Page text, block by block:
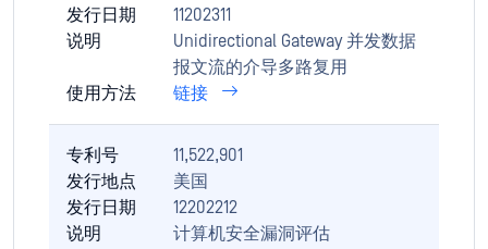
发行日期
11202311
说明
Unidirectional Gateway 并发数据
报文流的介导多路复用
使用方法
链接
专利号
11,522,901
发行地点
美国
发行日期
12202212
说明
计算机安全漏洞评估